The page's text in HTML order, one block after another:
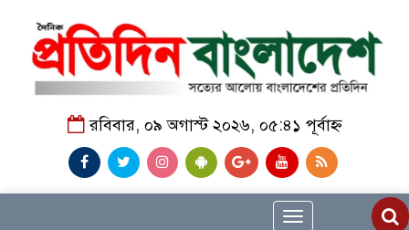
রবিবার, ০৯ অগাস্ট ২০২৬, ০৫:৪১ পূর্বাহ্ন
Toggle